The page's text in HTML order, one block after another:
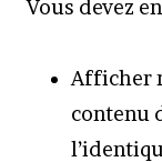
Vous devez
Afficher
contenu